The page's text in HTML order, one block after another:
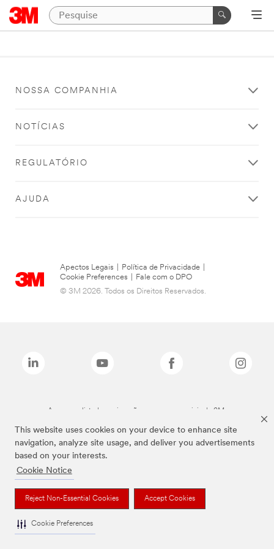
This website uses cookies on your device to enhance site
navigation, analyze site usage, and deliver you advertisements
based on your interests.
Cookie Notice
Reject Non-Essential Cookies Accept Cookies
Cookie Preferences
NOSSA COMPANHIA
NOTÍCIAS
REGULATÓRIO
AJUDA
Apectos Legais Política de Privacidade
Cookie Preferences
Fale com o DPO
© 3M 2026. Todos os Direitos Reservados.
As marcas listadas a cima são marcas comerciais da 3M.